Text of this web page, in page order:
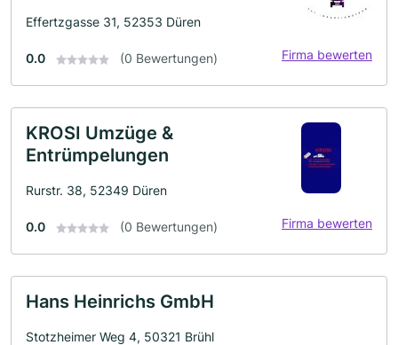
Effertzgasse 31, 52353 Düren
0.0 (0 Bewertungen) Firma bewerten
KROSI Umzüge &
Entrümpelungen
Rurstr. 38, 52349 Düren
0.0 (0 Bewertungen) Firma bewerten
Hans Heinrichs GmbH
Stotzheimer Weg 4, 50321 Brühl